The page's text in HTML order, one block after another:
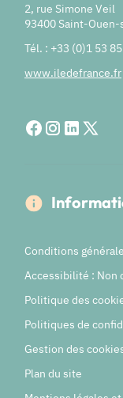
2, rue Simone Veil
93400 Saint-
Tél. : +33 (0)1 53
www.iledefrance.fr
Conditions
Accessibilité : Non
Politique des
Politiques de
Gestion des
Plan du site